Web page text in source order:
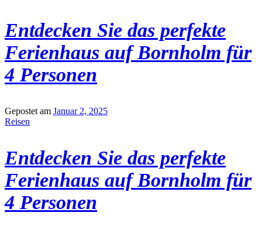
Entdecken Sie das perfekte
Ferienhaus auf Bornholm für
4 Personen
Gepostet am Januar 2, 2025
Reisen
Entdecken Sie das perfekte
Ferienhaus auf Bornholm für
4 Personen